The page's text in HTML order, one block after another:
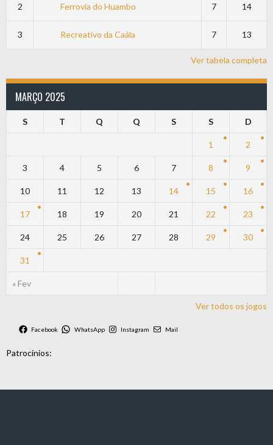
2 Ferrovia do Huambo 7 14
3 Recreativo da Caála 7 13
Ver tabela completa
MARÇO 2025
S T Q Q S S D
« Fev
1 2
3 4 5 6 7 8 9
10 11 12 13 14 15 16
17 18 19 20 21 22 23
24 25 26 27 28 29 30
31
Ver todos os jogos
Facebook WhatsApp Instagram Mail
Patrocínios: